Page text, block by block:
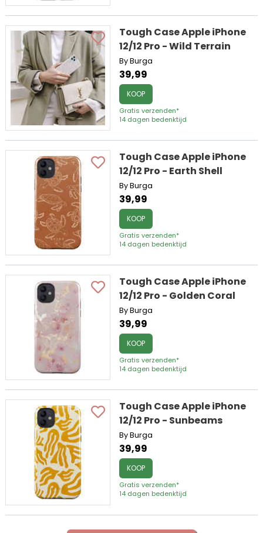
Tough Case Apple iPhone
12/12 Pro - Wild Terrain
By Burga
39,99
KOOP
Gratis verzenden*
14 dagen bedenktijd
Tough Case Apple iPhone
12/12 Pro - Earth Shell
By Burga
39,99
KOOP
Gratis verzenden*
14 dagen bedenktijd
Tough Case Apple iPhone
12/12 Pro - Golden Coral
By Burga
39,99
KOOP
Gratis verzenden*
14 dagen bedenktijd
Tough Case Apple iPhone
12/12 Pro - Sunbeams
By Burga
39,99
KOOP
Gratis verzenden*
14 dagen bedenktijd